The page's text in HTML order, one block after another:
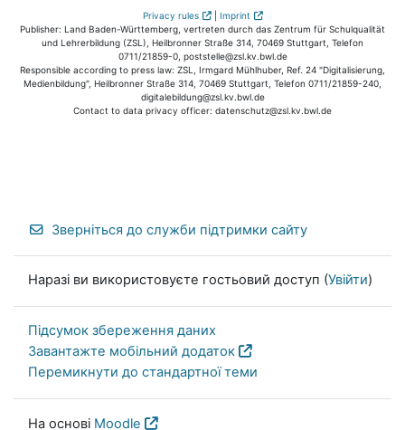
Privacy rules | Imprint
Publisher: Land Baden-Württemberg, vertreten durch das Zentrum für Schulqualität
und Lehrerbildung (ZSL), Heilbronner Straße 314, 70469 Stuttgart, Telefon
0711/21859-0, poststelle@zsl.kv.bwl.de
Responsible according to press law: ZSL, Irmgard Mühlhuber, Ref. 24 "Digitalisierung,
Medienbildung", Heilbronner Straße 314, 70469 Stuttgart, Telefon 0711/21859-240,
digitalebildung@zsl.kv.bwl.de
Contact to data privacy officer: datenschutz@zsl.kv.bwl.de
Зверніться до служби підтримки сайту
Наразі ви використовуєте гостьовий доступ (Увійти)
Підсумок збереження даних
Завантажте мобільний додаток
Перемикнути до стандартної теми
На основі Moodle